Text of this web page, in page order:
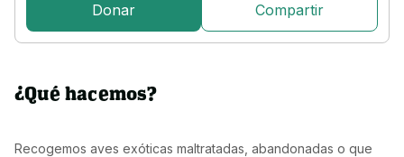
Donar Compartir
¿Qué hacemos?
Recogemos aves exóticas maltratadas, abandonadas o que